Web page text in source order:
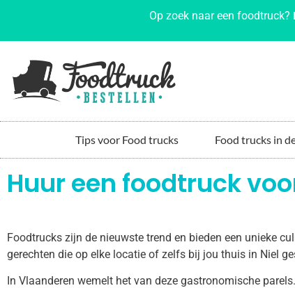
Op zoek naar een foodtruck?
Tips voor Food trucks Food trucks in
Huur een foodtruck
Foodtrucks zijn de nieuwste trend en bieden een unieke
gerechten die op elke locatie of zelfs bij jou thuis in Niel
In Vlaanderen wemelt het van deze gastronomische